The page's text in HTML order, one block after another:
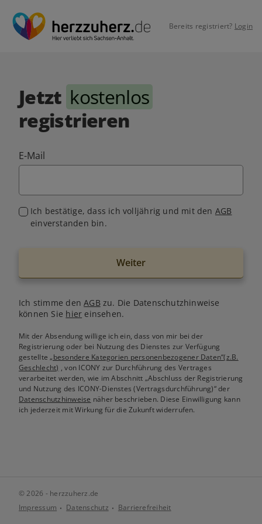
Bereits registriert? Login
Jetzt kostenlos
registrieren
E-Mail
Ich bestätige, dass ich volljährig und mit den AGB
einverstanden bin.
Weiter
Ich stimme denAGB zu. Die Datenschutzhinweise
können Sie hier einsehen.
Mit der Absendung willige ich ein, dass von mir bei der
Registrierung oder bei Nutzung des Dienstes zur Verfügung
gestellte„besondere Kategorien personenbezogener Daten“(z.B.
Geschlecht) , von ICONY zur Durchführung des Vertrages
verarbeitet werden, wie im Abschnitt „Abschluss der Registrierung
und Nutzung des ICONY-Dienstes (Vertragsdurchführung)“ der
Datenschutzhinweise näher beschrieben. Diese Einwilligung kann
ich jederzeit mit Wirkung für die Zukunft widerrufen.
© 2026 - herzzuherz.de
Impressum
Datenschutz Barrierefreiheit